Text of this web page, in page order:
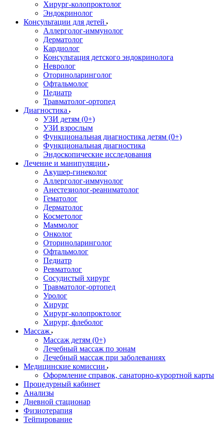
Хирург-колопроктолог
Эндокринолог
Консультации для детей
Аллерголог-иммунолог
Дерматолог
Кардиолог
Консультация детского эндокринолога
Невролог
Оториноларинголог
Офтальмолог
Педиатр
Травматолог-ортопед
Диагностика
УЗИ детям (0+)
УЗИ взрослым
Функциональная диагностика детям (0+)
Функциональная диагностика
Эндоскопические исследования
Лечение и манипуляции
Акушер-гинеколог
Аллерголог-иммунолог
Анестезиолог-реаниматолог
Гематолог
Дерматолог
Косметолог
Маммолог
Онколог
Оториноларинголог
Офтальмолог
Педиатр
Ревматолог
Сосудистый хирург
Травматолог-ортопед
Уролог
Хирург
Хирург-колопроктолог
Хирург, флеболог
Массаж
Массаж детям (0+)
Лечебный массаж по зонам
Лечебный массаж при заболеваниях
Медицинские комиссии
Оформление справок, санаторно-курортной карты
Процедурный кабинет
Анализы
Дневной стационар
Физиотерапия
Тейпирование